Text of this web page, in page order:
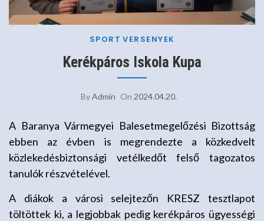
SPORT VERSENYEK
Kerékpáros Iskola Kupa
ByAdmin On 2024.04.20.
A Baranya Vármegyei Balesetmegelőzési Bizottság
ebben az évben is megrendezte a közkedvelt
közlekedésbiztonsági vetélkedőt felső tagozatos
tanulók részvételével.
A diákok a városi selejtezőn KRESZ tesztlapot
töltöttek ki, a legjobbak pedig kerékpáros ügyességi